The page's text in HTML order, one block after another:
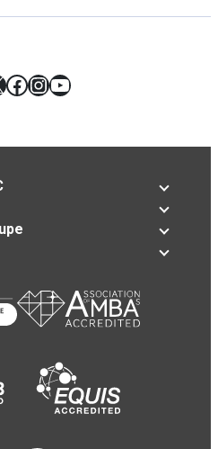
Facebook
Instagram
YouTube